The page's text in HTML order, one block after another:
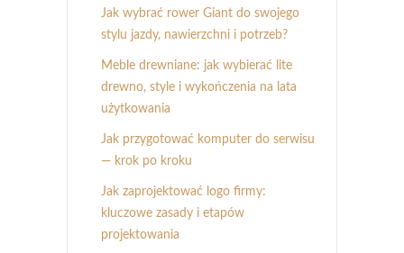
Jak wybrać rower Giant do swojego
stylu jazdy, nawierzchni i potrzeb?
Meble drewniane: jak wybierać lite
drewno, style i wykończenia na lata
użytkowania
Jak przygotować komputer do serwisu
— krok po kroku
Jak zaprojektować logo firmy:
kluczowe zasady i etapów
projektowania